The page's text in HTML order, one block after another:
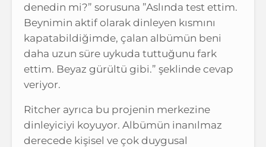
denedin mi?” sorusuna ”Aslında test ettim.
Beynimin aktif olarak dinleyen kısmını
kapatabildiğimde, çalan albümün beni
daha uzun süre uykuda tuttuğunu fark
ettim. Beyaz gürültü gibi.” şeklinde cevap
veriyor.
Ritcher ayrıca bu projenin merkezine
dinleyiciyi koyuyor. Albümün inanılmaz
derecede kişisel ve çok duygusal